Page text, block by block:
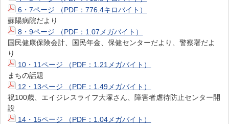
6・7ページ （PDF：776.4キロバイト）
蘇陽病院だより
8・9ページ （PDF：1.07メガバイト）
国民健康保険会計、国民年金、保健センターだより、警察署だよ
り
10・11ページ （PDF：1.21メガバイト）
まちの話題
12・13ページ （PDF：1.49メガバイト）
祝100歳、エイジレスライフ大塚さん、障害者虐待防止センター開
設
14・15ページ （PDF：1.04メガバイト）